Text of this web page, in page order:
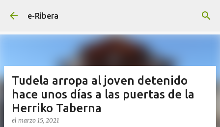
e-Ribera
Tudela arropa al joven detenido
hace unos días a las puertas de la
Herriko Taberna
el marzo 15, 2021